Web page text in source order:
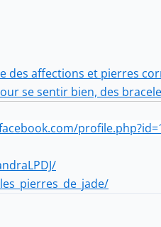
des affections et pierres
se sentir bien, des